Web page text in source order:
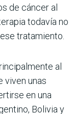
de cáncer al
todavía no
tratamiento.
al
viven unas
en una
Bolivia y